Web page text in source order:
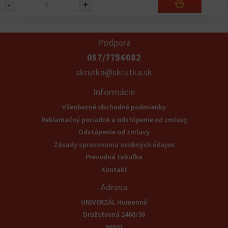
- +
Podpora
057/7756082
skrutka@skrutka.sk
Informácie
Všeobecné obchodné podmienky
Reklamačný poriadok a odstúpenie od zmluvy
Odstúpenie od zmluvy
Zásady spracovania osobných údajov
Prevodná tabuľka
Kontakt
Adresa
UNIVERZÁL Humenné
Družstevná 2460/36